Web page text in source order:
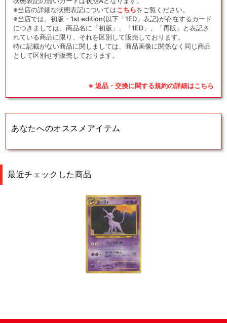
※当店の詳細な状態表記についてはこちらをご覧ください。
※当店では、初版・1st edition(以下「1ED」表記)が存在するカード
につきましては、商品名に「初版」、「1ED」、「再版」と表記さ
れている商品に限り、それを区別して販売しております。
特に記載がない商品に関しましては、商品画像に関係なく同じ商品
として区別せず販売しております。
※ 返品・交換に関する規約の詳細はこちら
あなたへのオススメアイテム
最近チェックした商品